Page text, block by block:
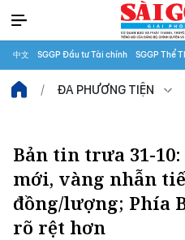
中文 SGGP Đầu tư Tài chính SGGP Thể
ĐA PHƯƠNG TIỆN
Bản tin trưa 31-
mới, vàng nhẫn
đồng/lượng; Phía
rõ rệt hơn